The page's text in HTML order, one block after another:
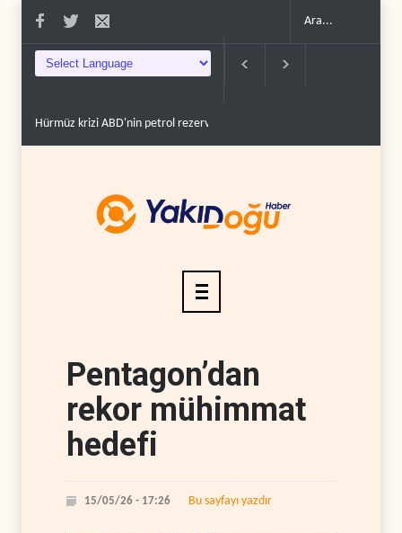
yılın di.. ABD'den Küba ordusuna yeni yaptırımlar..
Pentagon’dan
rekor mühimmat
hedefi
15/05/26 - 17:26 Bu sayfayı yazdır